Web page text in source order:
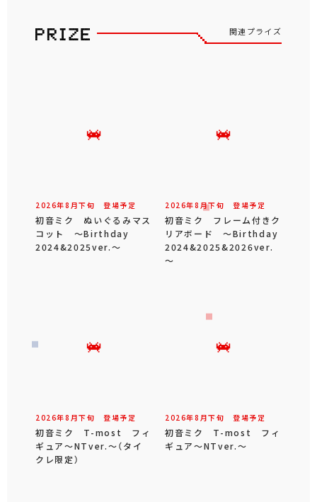
関連プライズ
2026年8 月下旬 登場予定
初音ミク ぬいぐるみマス
コット ～Birthday
2024&2025ver.～
2026年8 月下旬 登場予定
初音ミク フレーム付きク
リアボード ～Birthday
2024&2025&2026ver.
～
2026年8 月下旬 登場予定
初音ミク T-most フィ
ギュア～NTver.～（タイ
クレ限定）
2026年8 月下旬 登場予定
初音ミク T-most フィ
ギュア～NTver.～